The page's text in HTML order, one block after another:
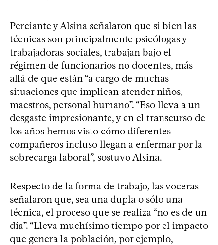
Perciante y Alsina señalaron que si bien las
técnicas son principalmente psicólogas y
trabajadoras sociales, trabajan bajo el
régimen de funcionarios no docentes, más
allá de que están “a cargo de muchas
situaciones que implican atender niños,
maestros, personal humano”. “Eso lleva a un
desgaste impresionante, y en el transcurso de
los años hemos visto cómo diferentes
compañeros incluso llegan a enfermar por la
sobrecarga laboral”, sostuvo Alsina.
Respecto de la forma de trabajo, las voceras
señalaron que, sea una dupla o sólo una
técnica, el proceso que se realiza “no es de un
día”. “Lleva muchísimo tiempo por el impacto
que genera la población, por ejemplo,